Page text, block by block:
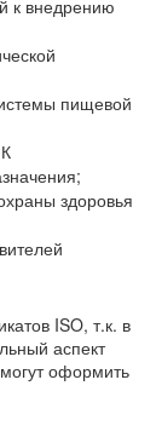
к внедрению
пищевой
здоровья
ISO, т.к. в
аспект
оформить